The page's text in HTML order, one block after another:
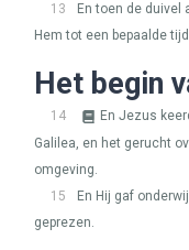
13
En toen de duivel
Hem tot een bepaalde
Het begin
14
En Jezus
Galilea, en het gerucht
omgeving.
15
En Hij gaf
geprezen.